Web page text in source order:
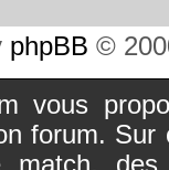
phpBB ©
vous
forum.